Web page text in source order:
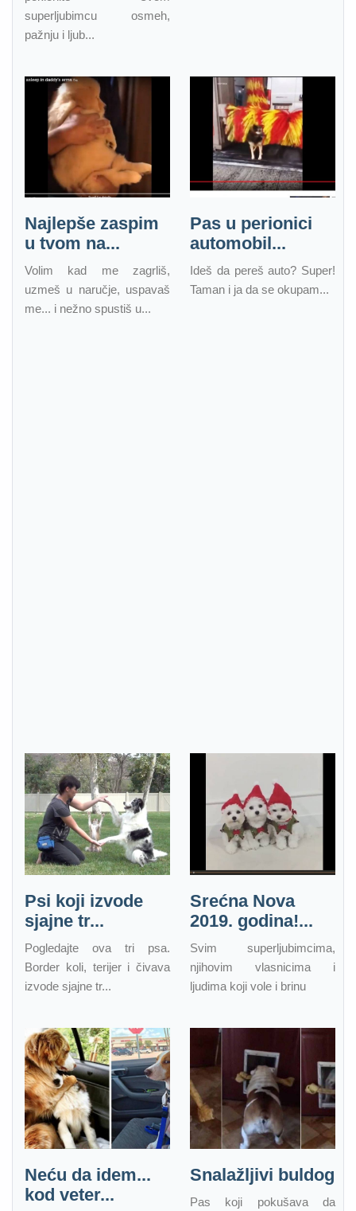
superljubimcu osmeh,
pažnju i ljub...
Najlepše zaspim
u tvom na...
Volim kad me zagrliš,
uzmeš u naručje, uspavaš
me... i nežno spustiš u...
Pas u perionici
automobil...
Ideš da pereš auto? Super!
Taman i ja da se okupam...
Psi koji izvode
sjajne tr...
Pogledajte ova tri psa.
Border koli, terijer i čivava
izvode sjajne tr...
Srećna Nova
2019. godina!...
Svim superljubimcima,
njihovim vlasnicima i
ljudima koji vole i brinu
Neću da idem...
kod veter...
Snalažljivi buldog
Pas koji pokušava da